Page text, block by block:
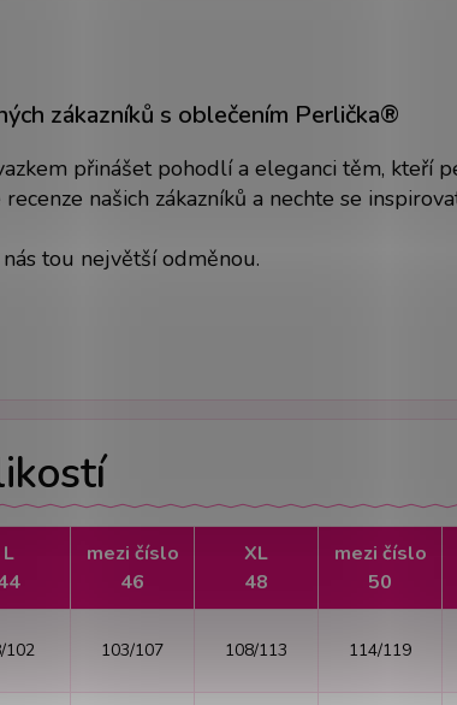
zákazníků s oblečením Perlička®
přinášet pohodlí a eleganci těm, kteří
našich zákazníků a nechte se
tou největší odměnou.
L
mezi číslo
46
XL
48
mezi číslo
50
102 103/107 108/113 114/119